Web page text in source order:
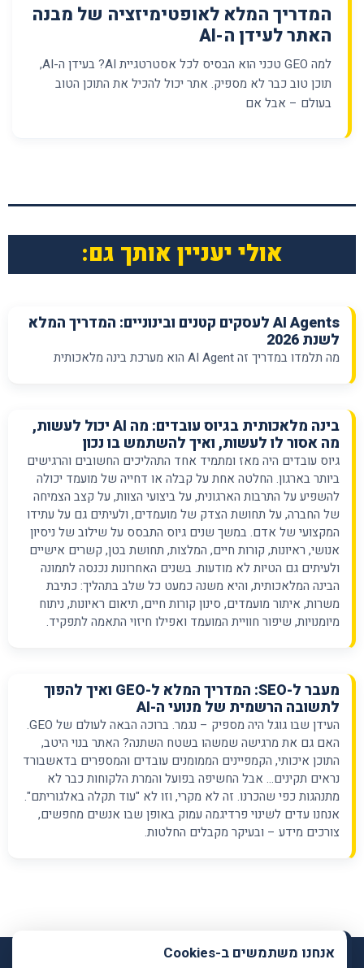
המדריך המלא לאופטימיזציה של מבנה
האתר לעידן ה-AI
למה GEO טכני הוא הבסיס לכל אסטרטגיית AI? בעידן ה-AI,
תוכן טוב כבר לא מספיק. אתר יכול להכיל את התוכן הטוב
בעולם – אבל אם
אולי יעניין אותך גם:
AI Agents לעסקים קטנים ובינוניים: המדריך המלא
לשנת 2026
מה תלמדו במדריך זה AI Agent הוא מערכת בינה מלאכותית
בינה מלאכותית בגיוס עובדים: מה AI יכול לעשות,
מה אסור לו לעשות, ואיך להשתמש בו נכון
גיוס עובדים היה מאז ומתמיד אחד התהליכים החשובים והרגישים
ביותר בארגון. החלטה אחת על קבלה או דחייה של מועמד יכולה
להשפיע על התרבות הארגונית, על ביצועי הצוות, על קצב הצמיחה
של החברה, על תחושת הצדק של מועמדים, ולעיתים גם על עתידו
המקצועי של אדם. במשך שנים גיוס התבסס על שילוב של ניסיון
אנושי, ראיונות, קורות חיים, המלצות, תחושת בטן, קשרים אישיים
ולעיתים גם הטיות לא מודעות. בשנים האחרונות נכנסה לתמונה
הבינה המלאכותית, והיא משנה כמעט כל שלב בתהליך: כתיבת
משרות, איתור מועמדים, סינון קורות חיים, תיאום ראיונות, ניתוח
מיומנויות, שיפור חוויית המועמד ואפילו חיזוי התאמה לתפקיד.
מעבר ל-SEO: המדריך המלא ל-GEO ואיך להפוך
לתשובה הרשמית של מנועי ה-AI
העידן שבו גוגל היה מספיק – נגמר. ברוכה הבאה לעולם של GEO.
האם גם את מרגישה שמשהו בשטח השתנה? האתר בנוי היטב,
התוכן איכותי, הקמפיינים הממומנים עובדים והמספרים בדאשבורד
נראים תקינים… אבל החשיפה בפועל והמרת הלקוחות כבר לא
מתנהגות כפי שהכרנו. זה לא מקרי, וזו לא "עוד תקלה באלגוריתם".
אנחנו עדים לשינוי פרדיגמה עמוק באופן שבו אנשים מחפשים,
צורכים מידע – ובעיקר מקבלים החלטות.
אנחנו משתמשים ב-Cookies